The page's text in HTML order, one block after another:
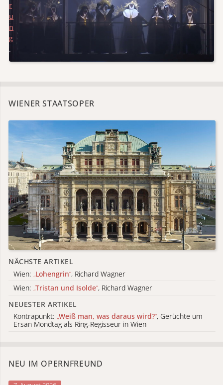
r
u
n
g
.
WIENER STAATSOPER
NÄCHSTE ARTIKEL
Wien: „Lohengrin“, Richard Wagner
Wien: „Tristan und Isolde“, Richard Wagner
NEUESTER ARTIKEL
Kontrapunkt: „Weiß man, was daraus wird?“, Gerüchte um
Ersan Mondtag als Ring-Regisseur in Wien
NEU IM OPERNFREUND